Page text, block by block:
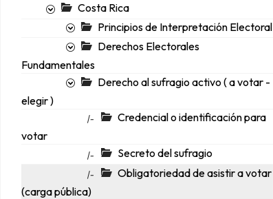
Costa Rica
Principios de Interpretación Electoral
Derechos Electorales
Fundamentales
Derecho al sufragio activo ( a votar -
elegir )
|-
Credencial o identificación para
votar
|- Secreto del sufragio
|-
Obligatoriedad de asistir a votar
(carga pública)